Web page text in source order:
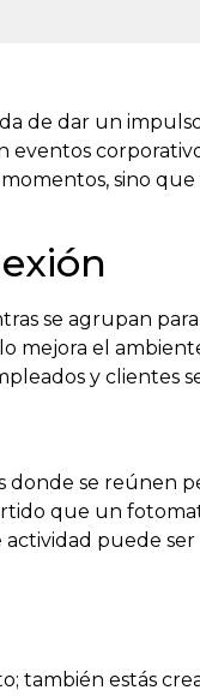
de dar un
eventos
sino
se agrupan
mejora el
y clientes
se reúnen
que un
puede
también estás